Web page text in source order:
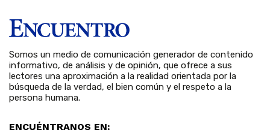
Somos un medio de comunicación generador de contenido
informativo, de análisis y de opinión, que ofrece a sus
lectores una aproximación a la realidad orientada por la
búsqueda de la verdad, el bien común y el respeto a la
persona humana.
ENCUÉNTRANOS EN: